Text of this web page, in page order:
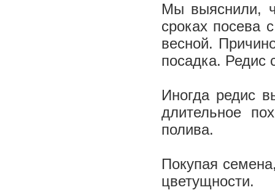
Мы выяснили,
сроках посева
весной.
посадка. Редис
Иногда редис
длительное
полива.
Покупая
цветущности.